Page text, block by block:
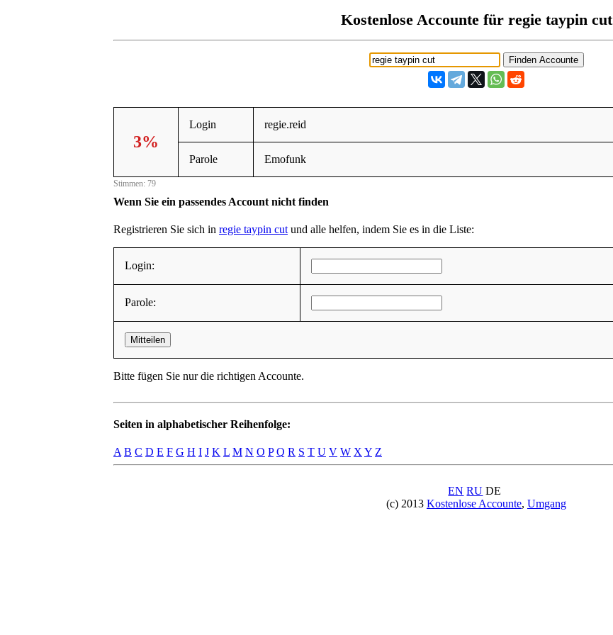
Kostenlose Accounte für regie taypin cut
3%
Login regie.reid
Parole Emofunk
Stimmen: 79
Wenn Sie ein passendes Account nicht finden
Registrieren Sie sich in regie taypin cut und alle helfen, indem Sie es in die Liste:
Login:
Parole:
Mitteilen
Bitte fügen Sie nur die richtigen Accounte.
Seiten in alphabetischer Reihenfolge:
A B C D E F G H I J K L M N O P Q R S T U V W XY Z
EN RU DE
(c) 2013 Kostenlose Accounte, Umgang